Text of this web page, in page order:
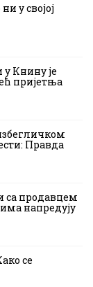
у својој
Книну је
пријетња
Правда
са продавцем
напредују
се